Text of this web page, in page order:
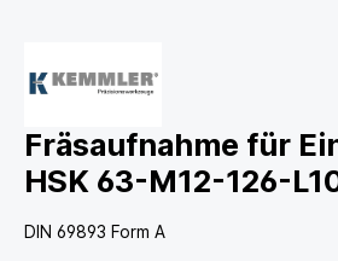
Fräsaufnahme für
HSK 63-M12-126-
DIN 69893 Form A